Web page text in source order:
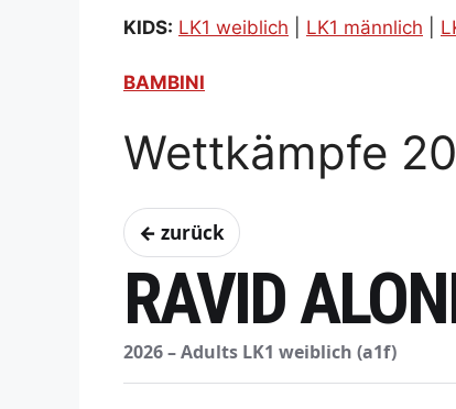
KIDS: LK1 weiblich LK1 männlich
BAMBINI
Wettkämpfe
← zurück
RAVID
2026 – Adults LK1 weiblich (a1f)